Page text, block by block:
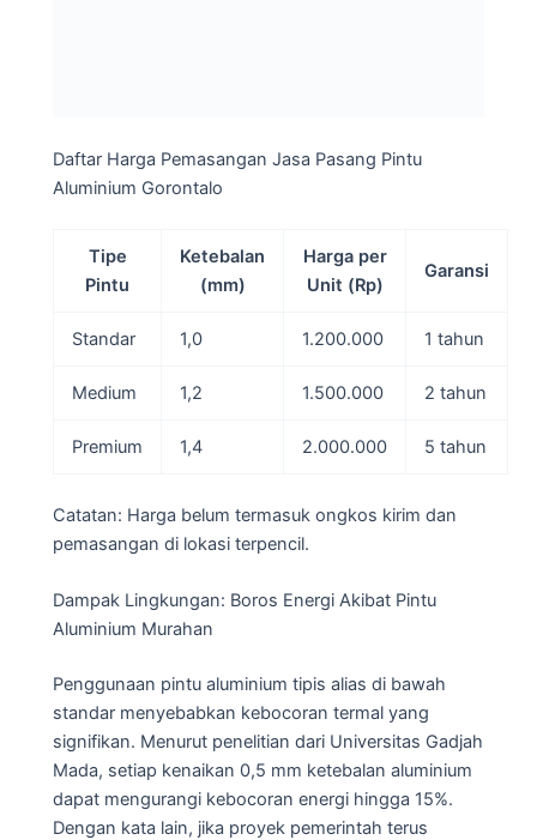
Daftar Harga Pemasangan Jasa Pasang Pintu
Aluminium Gorontalo
Tipe
Pintu
Ketebalan
(mm)
Harga per
Unit (Rp)
Garansi
Standar 1,0 1.200.000 1 tahun
Medium 1,2 1.500.000 2 tahun
Premium 1,4 2.000.000 5 tahun
Catatan: Harga belum termasuk ongkos kirim dan
pemasangan di lokasi terpencil.
Dampak Lingkungan: Boros Energi Akibat Pintu
Aluminium Murahan
Penggunaan pintu aluminium tipis alias di bawah
standar menyebabkan kebocoran termal yang
signifikan. Menurut penelitian dari Universitas Gadjah
Mada, setiap kenaikan 0,5 mm ketebalan aluminium
dapat mengurangi kebocoran energi hingga 15%.
Dengan kata lain, jika proyek pemerintah terus